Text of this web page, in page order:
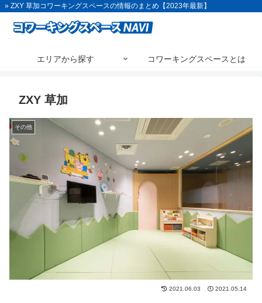
» ZXY 草加コワーキングスペースの情報のまとめ【2023年最新】
エリアから探す コワーキングスペースとは
ZXY 草加
その他
2021.06.03 2021.05.14